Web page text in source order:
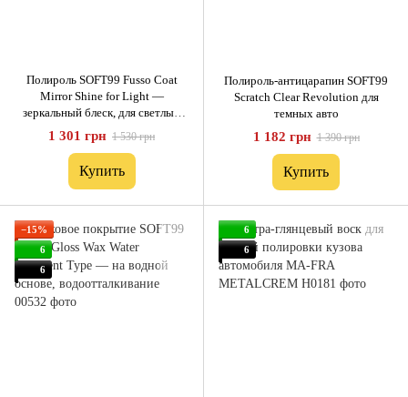
Полироль SOFT99 Fusso Coat
Mirror Shine for Light —
зеркальный блеск, для светлых
автомобилей
1 301 грн 1 530 грн
Купить
Полироль-антицарапин SOFT99
Scratch Clear Revolution для
темных авто
1 182 грн 1 390 грн
Купить
−15%
6
6
6
6